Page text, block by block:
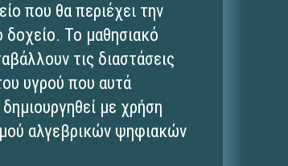
που θα περιέχει την
δοχείο. Το μαθησιακό
τις διαστάσεις
υγρού που αυτά
με χρήση
αλγεβρικών ψηφιακών